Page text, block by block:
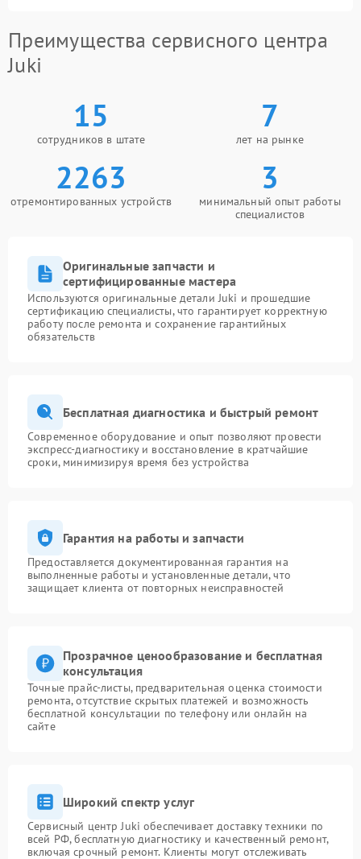
Преимущества сервисного центра
Juki
15
сотрудников в штате
7
лет на рынке
2263
отремонтированных устройств
3
минимальный опыт работы
специалистов
Оригинальные запчасти и
сертифицированные мастера
Используются оригинальные детали Juki и прошедшие
сертификацию специалисты, что гарантирует корректную
работу после ремонта и сохранение гарантийных
обязательств
Бесплатная диагностика и быстрый ремонт
Современное оборудование и опыт позволяют провести
экспресс-диагностику и восстановление в кратчайшие
сроки, минимизируя время без устройства
Гарантия на работы и запчасти
Предоставляется документированная гарантия на
выполненные работы и установленные детали, что
защищает клиента от повторных неисправностей
Прозрачное ценообразование и бесплатная
консультация
Точные прайс-листы, предварительная оценка стоимости
ремонта, отсутствие скрытых платежей и возможность
бесплатной консультации по телефону или онлайн на
сайте
Широкий спектр услуг
Сервисный центр Juki обеспечивает доставку техники по
всей РФ, бесплатную диагностику и качественный ремонт,
включая срочный ремонт. Клиенты могут отслеживать